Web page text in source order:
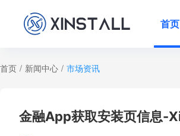
首页
首页 / 新闻中心 / 市场资讯
金融App获取安装页信息-